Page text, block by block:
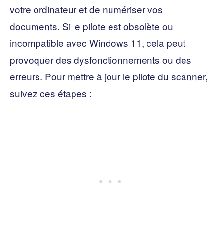
votre ordinateur et de numériser vos
documents. Si le pilote est obsolète ou
incompatible avec Windows 11, cela peut
provoquer des dysfonctionnements ou des
erreurs. Pour mettre à jour le pilote du scanner,
suivez ces étapes :